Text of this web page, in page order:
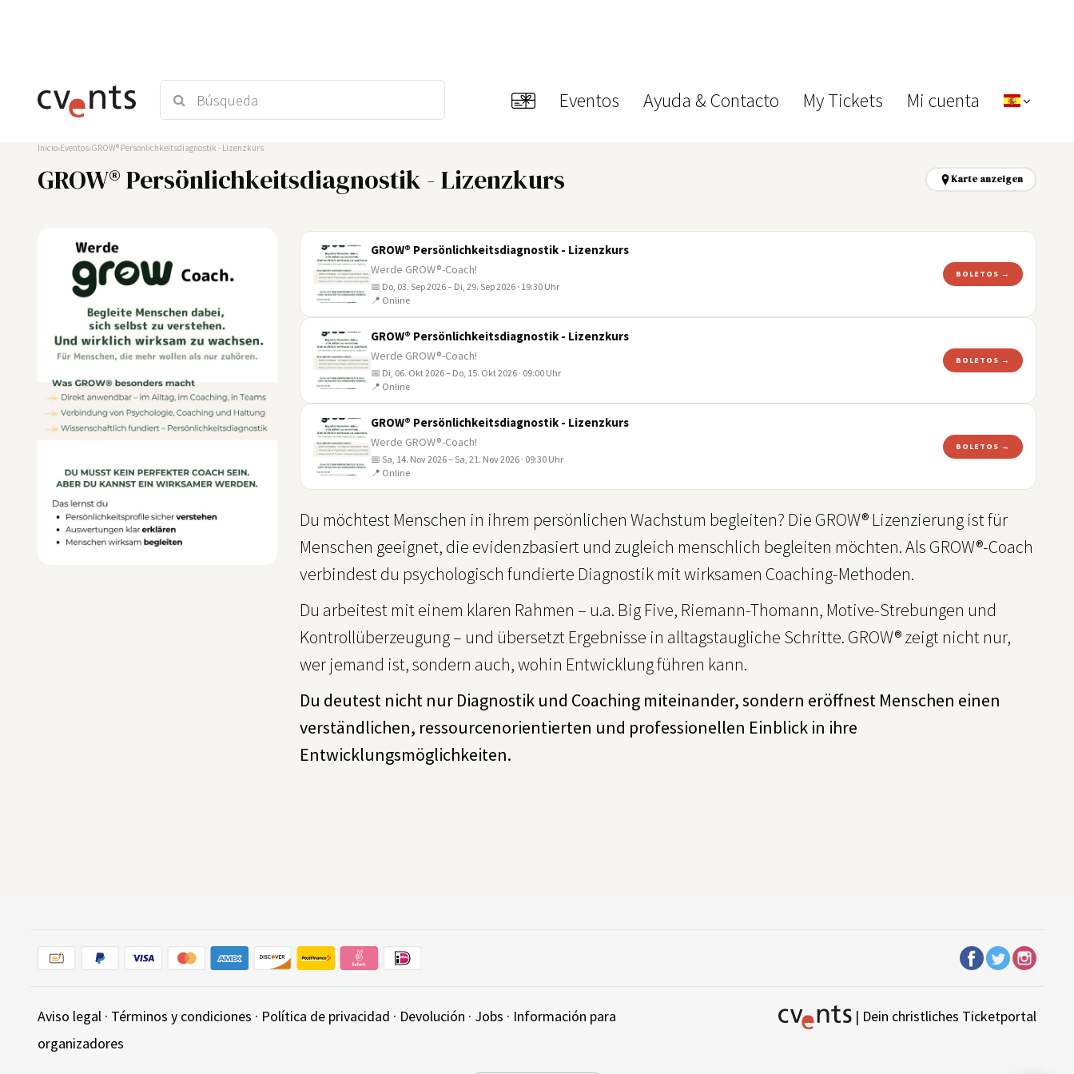
Eventos Ayuda & Contacto My Tickets Mi cuenta
Inicio Eventos GROW® Persönlichkeitsdiagnostik - Lizenzkurs
GROW® Persönlichkeitsdiagnostik - Lizenzkurs Karte anzeigen
GROW® Persönlichkeitsdiagnostik - Lizenzkurs
Werde GROW®-Coach!
📅 Do, 03. Sep 2026 – Di, 29. Sep 2026 · 19:30 Uhr
📍 Online
BOLETOS →
GROW® Persönlichkeitsdiagnostik - Lizenzkurs
Werde GROW®-Coach!
📅 Di, 06. Okt 2026 – Do, 15. Okt 2026 · 09:00 Uhr
📍 Online
BOLETOS →
GROW® Persönlichkeitsdiagnostik - Lizenzkurs
Werde GROW®-Coach!
📅 Sa, 14. Nov 2026 – Sa, 21. Nov 2026 · 09:30 Uhr
📍 Online
BOLETOS →
Du möchtest Menschen in ihrem persönlichen Wachstum begleiten? Die GROW® Lizenzierung ist für
Menschen geeignet, die evidenzbasiert und zugleich menschlich begleiten möchten. Als GROW®-Coach
verbindest du psychologisch fundierte Diagnostik mit wirksamen Coaching-Methoden.
Du arbeitest mit einem klaren Rahmen – u.a. Big Five, Riemann-Thomann, Motive-Strebungen und
Kontrollüberzeugung – und übersetzt Ergebnisse in alltagstaugliche Schritte. GROW® zeigt nicht nur,
wer jemand ist, sondern auch, wohin Entwicklung führen kann.
Du deutest nicht nur Diagnostik und Coaching miteinander, sondern eröffnest Menschen einen
verständlichen, ressourcenorientierten und professionellen Einblick in ihre
Entwicklungsmöglichkeiten.
Aviso legal · Términos y condiciones · Política de privacidad · Devolución · Jobs · Información para
organizadores
| Dein christliches Ticketportal